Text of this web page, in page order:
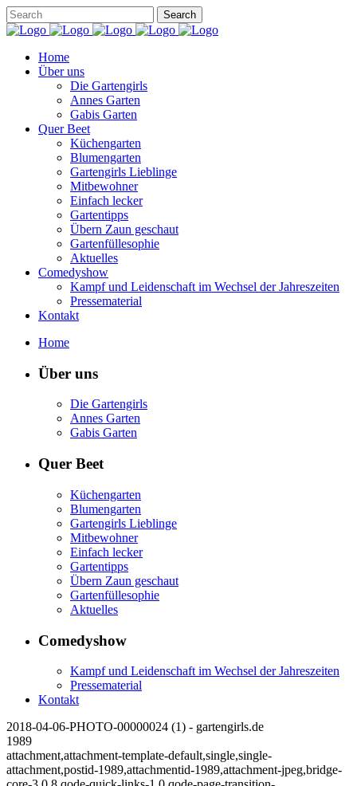
Home
Über uns
Die Gartengirls
Annes Garten
Gabis Garten
Quer Beet
Küchengarten
Blumengarten
Gartengirls Lieblinge
Mitbewohner
Einfach lecker
Gartentipps
Übern Zaun geschaut
Gartenfüllesophie
Aktuelles
Comedyshow
Kampf und Leidenschaft im Wechsel der Jahreszeiten
Pressematerial
Kontakt
Home
Über uns
Die Gartengirls
Annes Garten
Gabis Garten
Quer Beet
Küchengarten
Blumengarten
Gartengirls Lieblinge
Mitbewohner
Einfach lecker
Gartentipps
Übern Zaun geschaut
Gartenfüllesophie
Aktuelles
Comedyshow
Kampf und Leidenschaft im Wechsel der Jahreszeiten
Pressematerial
Kontakt
2018-04-06-PHOTO-00000024 (1) - gartengirls.de
1989
attachment,attachment-template-default,single,single-
attachment,postid-1989,attachmentid-1989,attachment-jpeg,bridge-